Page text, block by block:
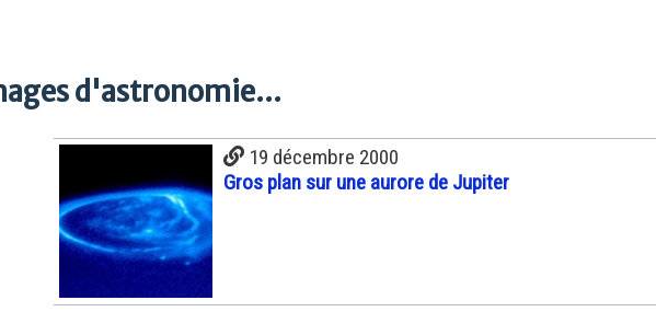
d'astronomie...
19 décembre 2000
Gros plan sur une aurore de Jupiter